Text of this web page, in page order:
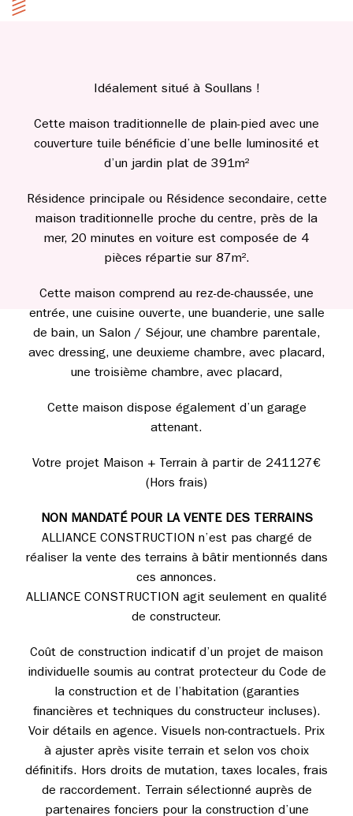
Idéalement situé à Soullans !
Cette maison traditionnelle de plain-pied avec une
couverture tuile bénéficie d’une belle luminosité et
d’un jardin plat de 391m²
Résidence principale ou Résidence secondaire, cette
maison traditionnelle proche du centre, près de la
mer, 20 minutes en voiture est composée de 4
pièces répartie sur 87m².
Cette maison comprend au rez-de-chaussée, une
entrée, une cuisine ouverte, une buanderie, une salle
de bain, un Salon / Séjour, une chambre parentale,
avec dressing, une deuxieme chambre, avec placard,
une troisième chambre, avec placard,
Cette maison dispose également d’un garage
attenant.
Votre projet Maison + Terrain à partir de 241127€
(Hors frais)
NON MANDATÉ POUR LA VENTE DES TERRAINS
ALLIANCE CONSTRUCTION n’est pas chargé de
réaliser la vente des terrains à bâtir mentionnés dans
ces annonces.
ALLIANCE CONSTRUCTION agit seulement en qualité
de constructeur.
Coût de construction indicatif d’un projet de maison
individuelle soumis au contrat protecteur du Code de
la construction et de l’habitation (garanties
financières et techniques du constructeur incluses).
Voir détails en agence. Visuels non-contractuels. Prix
à ajuster après visite terrain et selon vos choix
définitifs. Hors droits de mutation, taxes locales, frais
de raccordement. Terrain sélectionné auprès de
partenaires fonciers pour la construction d’une